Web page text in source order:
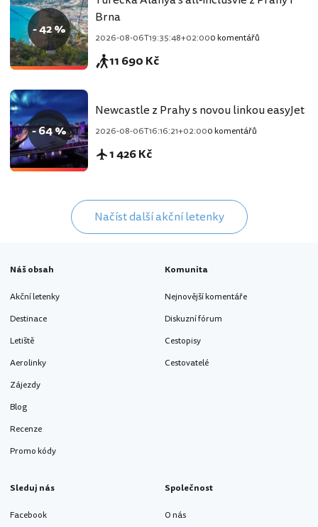
- 42 %
Brna
2026-08-06T19:35:48+02:000 komentářů
11 690 Kč
- 64 %
Newcastle z Prahy s novou linkou easyJet
2026-08-06T16:16:21+02:000 komentářů
1 426 Kč
Načíst další akční letenky
Náš obsah
Akční letenky
Destinace
Letiště
Aerolinky
Zájezdy
Blog
Recenze
Promo kódy
Komunita
Nejnovější komentáře
Diskuzní fórum
Cestopisy
Cestovatelé
Sleduj nás
Facebook
Společnost
O nás